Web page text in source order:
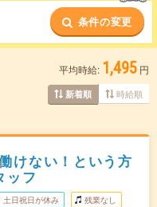
条件の変更
平均時給: 1,495 円
新着順 時給順
けない！という方
ッフ
土日祝日が休み 残業なし